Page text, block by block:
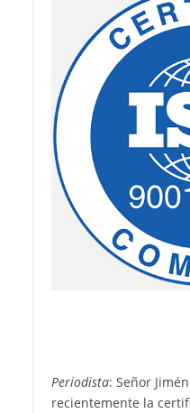
Periodista: Señor
recientemente la